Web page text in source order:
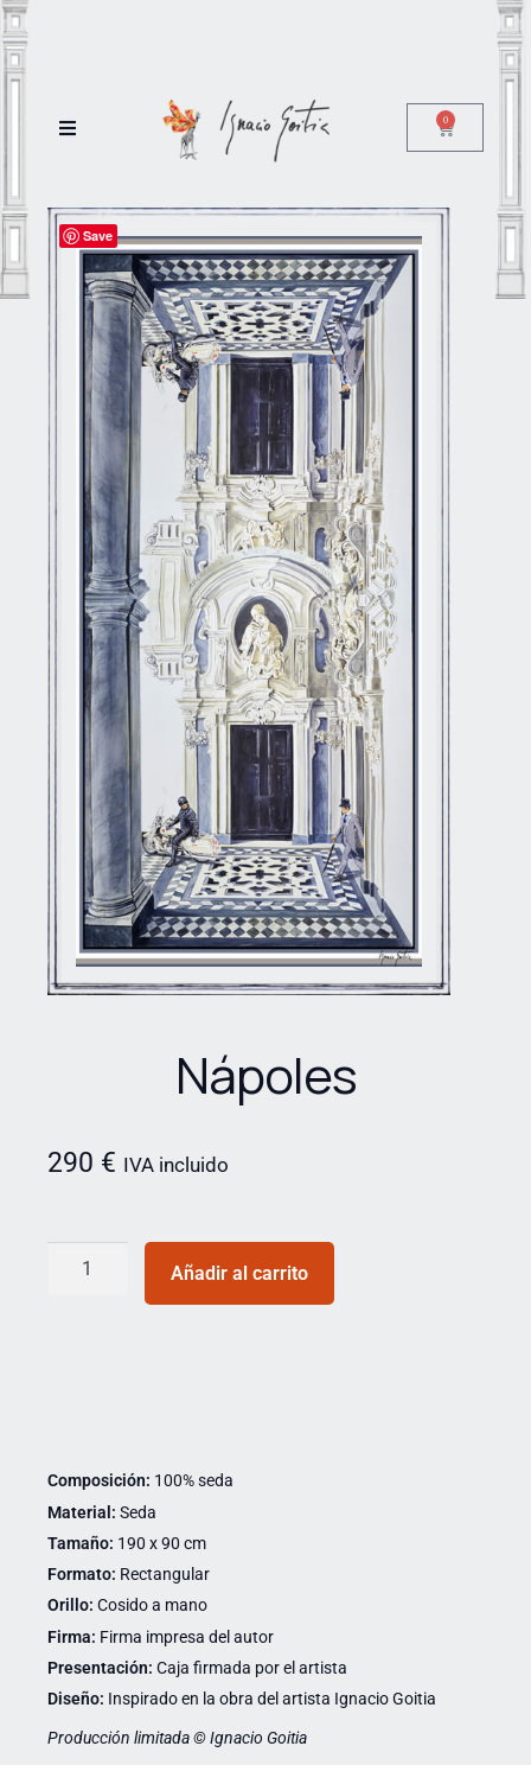
0
Save
Nápoles
290 € IVA incluido
Añadir al carrito
Composición: 100% seda
Material: Seda
Tamaño: 190 x 90 cm
Formato: Rectangular
Orillo: Cosido a mano
Firma: Firma impresa del autor
Presentación: Caja firmada por el artista
Diseño: Inspirado en la obra del artista Ignacio Goitia
Producción limitada © Ignacio Goitia